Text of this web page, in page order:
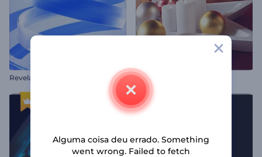
R
evelação de Logo com Fitas Onduladas Bem-vindo Ano Novo
Alguma coisa deu errado. Something
went wrong. Failed to fetch